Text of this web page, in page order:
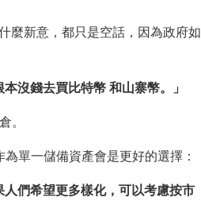
麼新意，都只是空話，因為政府如
沒錢去買比特幣 和山寨幣。」
。
單一儲備資產會是更好的選擇：
們希望更多樣化，可以考慮按市